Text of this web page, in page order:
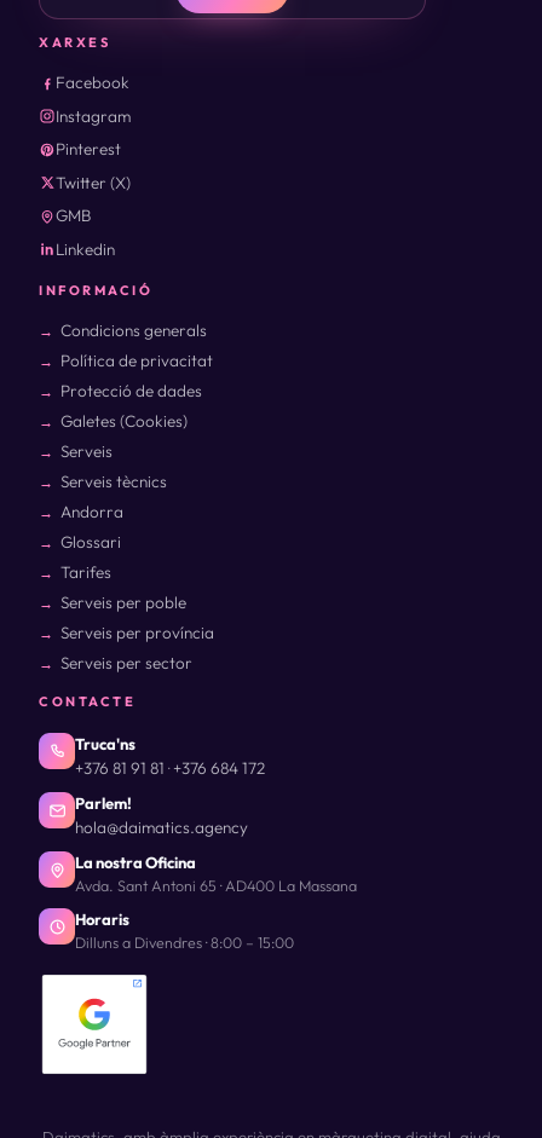
XARXES
Facebook
Instagram
Pinterest
Twitter (X)
GMB
Linkedin
INFORMACIÓ
Condicions generals
Política de privacitat
Protecció de dades
Galetes (Cookies)
Serveis
Serveis tècnics
Andorra
Glossari
Tarifes
Serveis per poble
Serveis per província
Serveis per sector
CONTACTE
Truca'ns
+376 81 91 81 ·+376 684 172
Parlem!
hola@daimatics.agency
La nostra Oficina
Avda. Sant Antoni 65 · AD400 La Massana
Horaris
Dilluns a Divendres · 8:00 – 15:00